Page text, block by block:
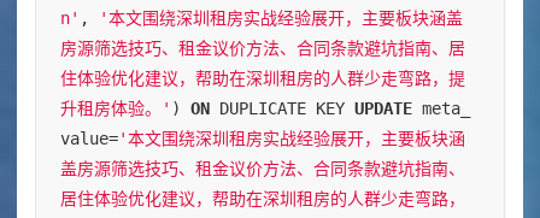
n' ,
'本文围绕深圳租房实战经验展开，主要板块涵盖
房源筛选技巧、租金议价方法、合同条款避坑指南、居
住体验优化建议，帮助在深圳租房的人群少走弯路，提
升租房体验。' ) ON DUPLICATE KEY UPDATE meta_
value='本文围绕深圳租房实战经验展开，主要板块涵
盖房源筛选技巧、租金议价方法、合同条款避坑指南、
居住体验优化建议，帮助在深圳租房的人群少走弯路，